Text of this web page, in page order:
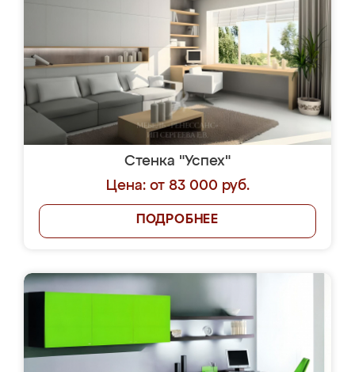
Стенка "Успех"
Цена: от 83 000 руб.
ПОДРОБНЕЕ